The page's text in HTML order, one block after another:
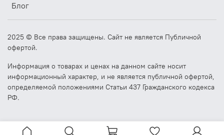
Интерфейсы
USB хост
3xUSB 2.0, 1xUSB 3.0
Ethernet
LANx2
Wi-Fi
PCI
для SIM-карты, поддержка
модулей 3G/4G
MINI-PCIE x 1,поддержка WIFI/
выход
Микрофонный вход
Блог
2025 © Все права защищены. Сайт не является Публичной
офертой.
Информация о товарах и ценах на данном сайте носит
информационный характер, и не является публичной офертой,
определяемой положениями Статьи 437 Гражданского кодекса
РФ.